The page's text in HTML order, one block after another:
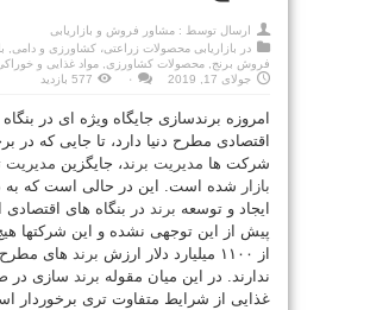
ارسال توسط : مشاور فروش و بازاریابی
در بازاریابی محصولات زراعتی، کشاورزی و دامی,
فروش برنج, محصولات کشاورزی, مواد غذایی و
جولای 17, 2019
۰ 577 بازدید
امروزه برندسازی جایگاه ویژه ای در
اقتصادی مطرح دنیا دارد، تا جایی که در
شرکت ها مدیریت برند، جایگزین مدیریت
بازار شده است. این در حالی است که
ایجاد و توسعه برند در بنگاه های اقتصادی
پیش از این توجهی نشده و این شرکتها
از ۱۱۰۰ میلیارد دلار ارزش
برند های مطرح
ندارند. در این میان مقوله برند سازی در
غذایی از شرایط متفاوت تری برخوردار